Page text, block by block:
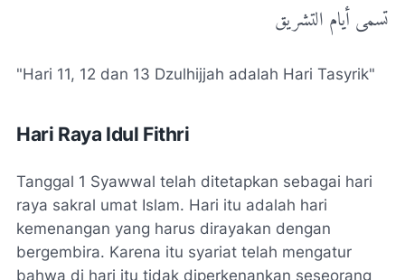
تسمى أيام التشريق
"Hari 11, 12 dan 13 Dzulhijjah adalah Hari Tasyrik"
Hari Raya Idul Fithri
Tanggal 1 Syawwal telah ditetapkan sebagai hari
raya sakral umat Islam. Hari itu adalah hari
kemenangan yang harus dirayakan dengan
bergembira. Karena itu syariat telah mengatur
bahwa di hari itu tidak diperkenankan seseorang